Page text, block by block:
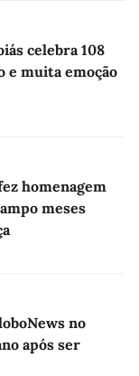
celebra 108
e muita emoção
homenagem
meses
no
após ser